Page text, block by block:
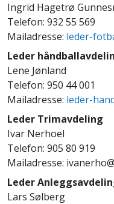
Ingrid Hagetrø
Telefon: 932 55 569
Mailadresse: leder-
Leder
Lene Jønland
Telefon: 950 44 001
Mailadresse: leder-
Leder Trimavdeling
Ivar Nerhoel
Telefon: 905 80 919
Mailadresse:
Leder
Lars Sølberg